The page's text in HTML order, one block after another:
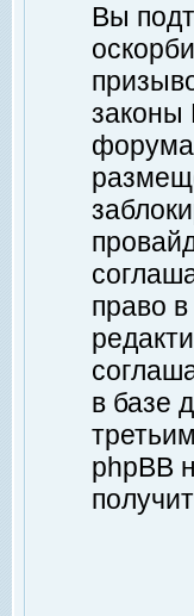
Вы
законы
форума
право
в базе
phpBB